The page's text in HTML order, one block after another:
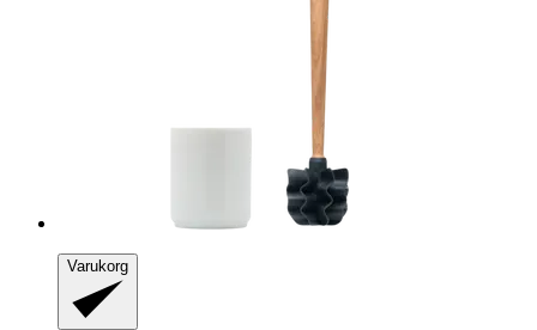
Varukorg